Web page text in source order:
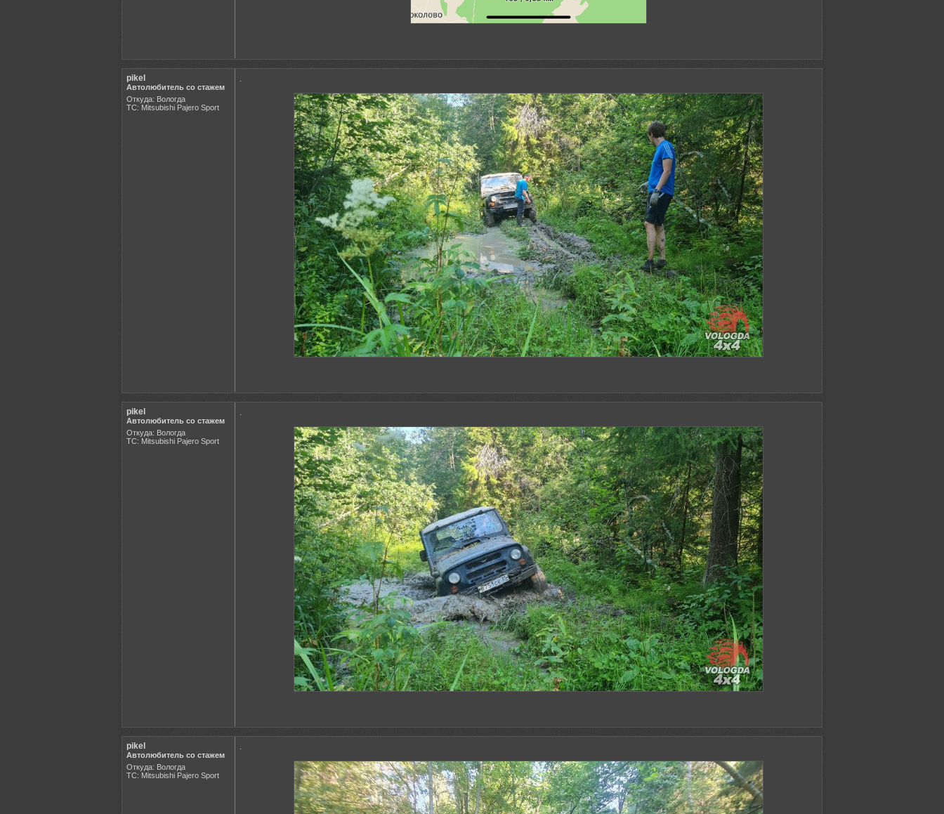
pikel
Автолюбитель со стажем
Откуда: Вологда
ТС: Mitsubishi Pajero Sport
pikel
Автолюбитель со стажем
Откуда: Вологда
ТС: Mitsubishi Pajero Sport
pikel
Автолюбитель со стажем
Откуда: Вологда
ТС: Mitsubishi Pajero Sport